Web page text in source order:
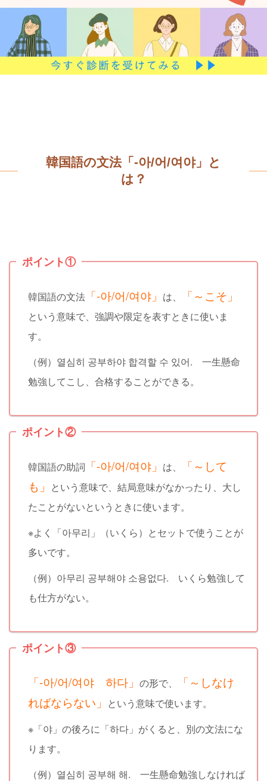
韓国語の文法「-아/어/여야」と
は？
ポイント①
韓国語の文法 「-아/어/여야」 は、 「～こそ 」
という意味で、強調や限定を表すときに使いま
す。
（例）열심히 공부하야 합격할 수 있어. 一生懸命
勉強してこし、合格することができる。
ポイント②
韓国語の助詞 「-아/어/여야」 は、
「～して
も 」 という意味で、結局意味がなかったり、大し
たことがないというときに使います。
※よく「아무리」（いくら）とセットで使うことが
多いです。
（例）아무리 공부해야 소용없다. いくら勉強して
も仕方がない。
ポイント③
「-아/어/여야 하다」 の形で、
「～しなけ
ればならない 」 という意味で使います。
※「야」の後ろに「하다」がくると、別の文法にな
ります。
（例）열심히 공부해 해. 一生懸命勉強しなければ